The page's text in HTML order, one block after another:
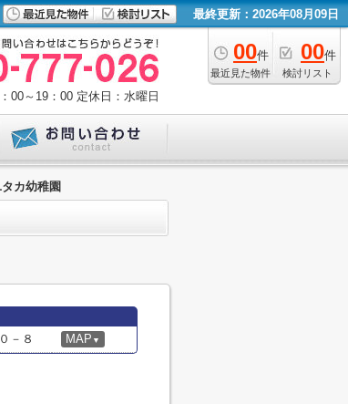
最終更新：2026年08月09日
00件
最近見た物件
00件
検討リスト
00～19：00 定休日：水曜日
カ幼稚園
－８ MAP ▼